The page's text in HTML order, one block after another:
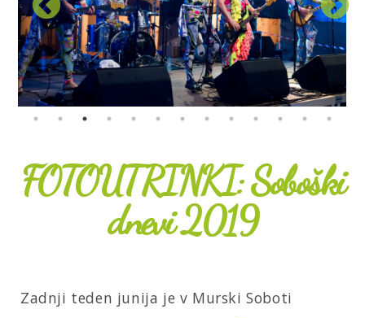
FOTOUTRINKI: Soboški
dnevi 2019
Zadnji teden junija je v Murski Soboti